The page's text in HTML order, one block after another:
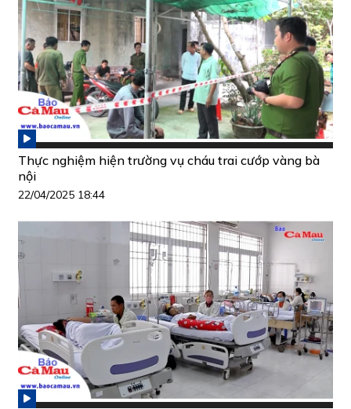
Thực nghiệm hiện trường vụ cháu trai cướp vàng bà
nội
22/04/2025 18:44